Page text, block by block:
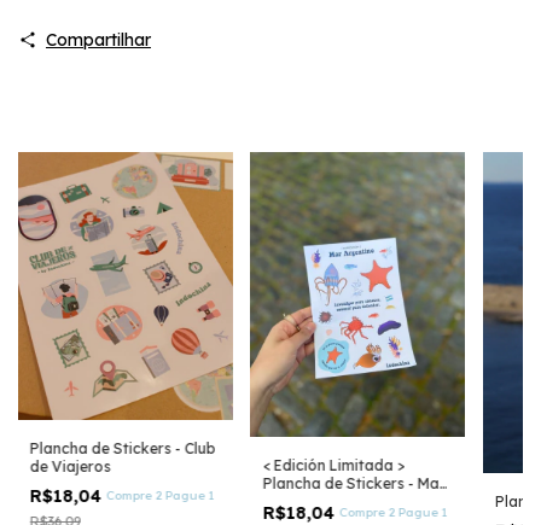
Compartilhar
Plancha de Stickers - Club
de Viajeros
R$18,04 Compre 2 Pague 1
R$36,09
< Edición Limitada >
Plancha de Stickers - Mar
Argentino
R$18,04 Compre 2 Pague 1